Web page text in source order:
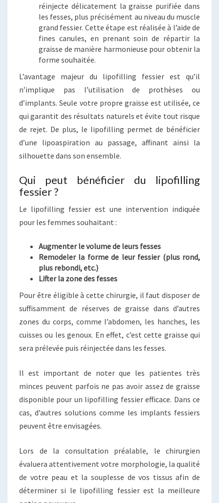
réinjecte délicatement la graisse purifiée dans
les fesses, plus précisément au niveau du muscle
grand fessier. Cette étape est réalisée à l’aide de
fines canules, en prenant soin de répartir la
graisse de manière harmonieuse pour obtenir la
forme souhaitée.
L’avantage majeur du lipofilling fessier est qu’il
n’implique pas l’utilisation de prothèses ou
d’implants. Seule votre propre graisse est utilisée, ce
qui garantit des résultats naturels et évite tout risque
de rejet. De plus, le lipofilling permet de bénéficier
d’une lipoaspiration au passage, affinant ainsi la
silhouette dans son ensemble.
Qui peut bénéficier du lipofilling
fessier ?
Le lipofilling fessier est une intervention indiquée
pour les femmes souhaitant :
Augmenter le volume de leurs fesses
Remodeler la forme de leur fessier (plus rond,
plus rebondi, etc.)
Lifter la zone des fesses
Pour être éligible à cette chirurgie, il faut disposer de
suffisamment de réserves de graisse dans d’autres
zones du corps, comme l’abdomen, les hanches, les
cuisses ou les genoux. En effet, c’est cette graisse qui
sera prélevée puis réinjectée dans les fesses.
Il est important de noter que les patientes très
minces peuvent parfois ne pas avoir assez de graisse
disponible pour un lipofilling fessier efficace. Dans ce
cas, d’autres solutions comme les implants fessiers
peuvent être envisagées.
Lors de la consultation préalable, le chirurgien
évaluera attentivement votre morphologie, la qualité
de votre peau et la souplesse de vos tissus afin de
déterminer si le lipofilling fessier est la meilleure